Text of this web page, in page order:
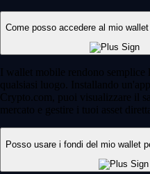
Come posso accedere al mio
I wallet mobile rendono semplice
qualsiasi luogo. Installando
Crypto.com, puoi visualizzare il
mercato e gestire i tuoi asset
Posso usare i fondi del mio wallet